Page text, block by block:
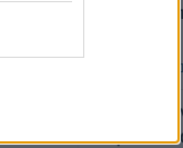
Θέατρο
05/08/2026 -
ευρώ στο